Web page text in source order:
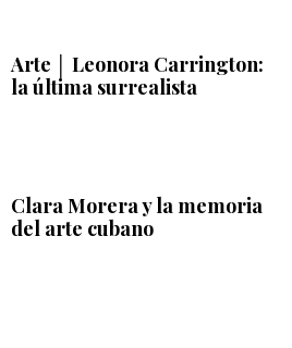
Arte │ Leonora Carrington:
la última surrealista
Clara Morera y la memoria
del arte cubano